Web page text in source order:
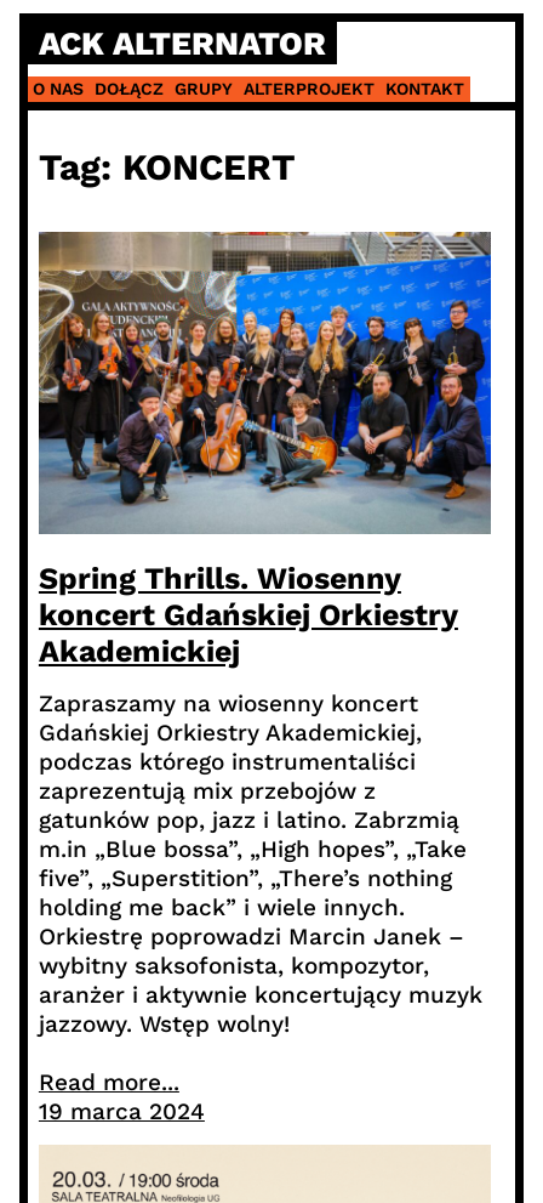
Skip
content
ACK ALTERNATOR
O NAS DOŁĄCZ GRUPY ALTERPROJEKT KONTAKT
Tag: KONCERT
Spring Thrills. Wiosenny
koncert Gdańskiej Orkiestry
Akademickiej
Zapraszamy na wiosenny koncert
Gdańskiej Orkiestry Akademickiej,
podczas którego instrumentaliści
zaprezentują mix przebojów z
gatunków pop, jazz i latino. Zabrzmią
m.in „Blue bossa”, „High hopes”, „Take
five”, „Superstition”, „There’s nothing
holding me back” i wiele innych.
Orkiestrę poprowadzi Marcin Janek –
wybitny saksofonista, kompozytor,
aranżer i aktywnie koncertujący muzyk
jazzowy. Wstęp wolny!
Read more...
19 marca 2024